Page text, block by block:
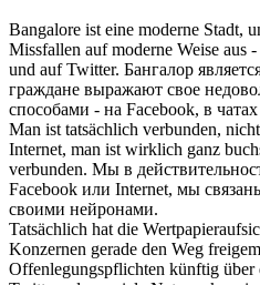
Bangalore ist eine moderne Stadt,
Missfallen auf moderne Weise aus -
und auf Twitter. Бангалор
граждане выражают свое
способами - на Facebook, в
Man ist tatsächlich verbunden,
Internet, man ist wirklich ganz
verbunden. Мы в
Facebook или Internet, мы
своими нейронами.
Tatsächlich hat die
Konzernen gerade den Weg
Offenlegungspflichten künftig über